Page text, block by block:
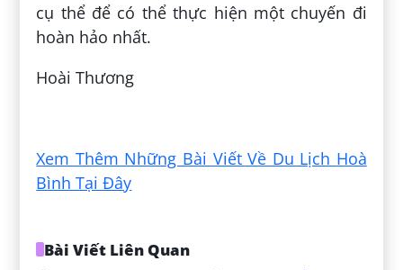
cụ thể để có thể thực hiện một chuyến đi
hoàn hảo nhất.
Hoài Thương
Xem Thêm Những Bài Viết Về Du Lịch Hoà
Bình Tại Đây
Bài Viết Liên Quan